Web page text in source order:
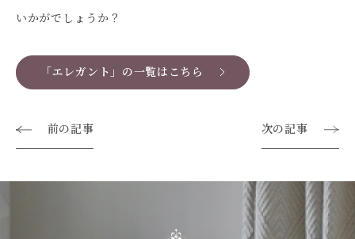
いかがでしょうか？
「エレガント」の一覧はこちら
前の記事 次の記事